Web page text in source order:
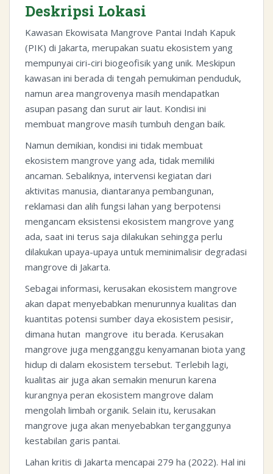
Deskripsi Lokasi
Kawasan Ekowisata Mangrove Pantai Indah Kapuk
(PIK) di Jakarta, merupakan suatu ekosistem yang
mempunyai ciri-ciri biogeofisik yang unik. Meskipun
kawasan ini berada di tengah pemukiman penduduk,
namun area mangrovenya masih mendapatkan
asupan pasang dan surut air laut. Kondisi ini
membuat mangrove masih tumbuh dengan baik.
Namun demikian, kondisi ini tidak membuat
ekosistem mangrove yang ada, tidak memiliki
ancaman. Sebaliknya, intervensi kegiatan dari
aktivitas manusia, diantaranya pembangunan,
reklamasi dan alih fungsi lahan yang berpotensi
mengancam eksistensi ekosistem mangrove yang
ada, saat ini terus saja dilakukan sehingga perlu
dilakukan upaya-upaya untuk meminimalisir degradasi
mangrove di Jakarta.
Sebagai informasi, kerusakan ekosistem mangrove
akan dapat menyebabkan menurunnya kualitas dan
kuantitas potensi sumber daya ekosistem pesisir,
dimana hutan mangrove itu berada. Kerusakan
mangrove juga mengganggu kenyamanan biota yang
hidup di dalam ekosistem tersebut. Terlebih lagi,
kualitas air juga akan semakin menurun karena
kurangnya peran ekosistem mangrove dalam
mengolah limbah organik. Selain itu, kerusakan
mangrove juga akan menyebabkan terganggunya
kestabilan garis pantai.
Lahan kritis di Jakarta mencapai 279 ha (2022). Hal ini